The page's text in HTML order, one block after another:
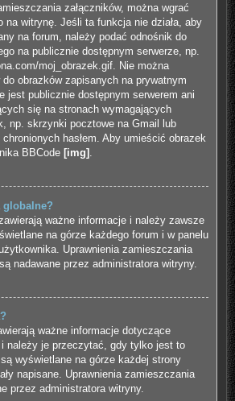
załączników, można wgrać
na witrynę. Jeśli ta funkcja nie działa, aby
na forum, należy podać odnośnik do
na publicznie dostępnym serwerze, np.
moj_obrazek.gif. Nie można
do obrazków zapisanych na prywatnym
jest publicznie dostępnym serwerem ani
się na stronach wymagających
np. skrzynki pocztowe na Gmail lub
hasłem. Aby umieścić obrazek
BBCode [img]
globalne?
ważne informacje i należy zawsze
na górze każdego forum i w panelu
Uprawnienia zamieszczania
nadawane przez administratora witryny.
ważne informacje dotyczące
i należy je przeczytać, gdy tylko jest to
wyświetlane na górze każdej strony
napisane. Uprawnienia zamieszczania
przez administratora witryny.